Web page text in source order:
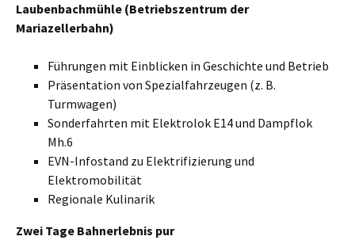
Laubenbachmühle (Betriebszentrum der
Mariazellerbahn)
Führungen mit Einblicken in Geschichte und Betrieb
Präsentation von Spezialfahrzeugen (z. B.
Turmwagen)
Sonderfahrten mit Elektrolok E14 und Dampflok
Mh.6
EVN-Infostand zu Elektrifizierung und
Elektromobilität
Regionale Kulinarik
Zwei Tage Bahnerlebnis pur